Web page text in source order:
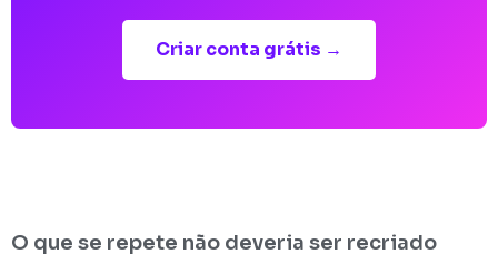
Criar conta grátis →
O que se repete não deveria ser recriado